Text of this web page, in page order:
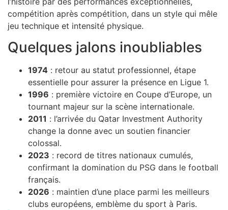
compétition après compétition, dans un style qui mêle
jeu technique et intensité physique.
Quelques jalons inoubliables
1974 : retour au statut professionnel, étape
essentielle pour assurer la présence en Ligue 1.
1996 : première victoire en Coupe d’Europe, un
tournant majeur sur la scène internationale.
2011 : l’arrivée du Qatar Investment Authority
change la donne avec un soutien financier
colossal.
2023 : record de titres nationaux cumulés,
confirmant la domination du PSG dans le football
français.
2026 : maintien d’une place parmi les meilleurs
clubs européens, emblème du sport à Paris.